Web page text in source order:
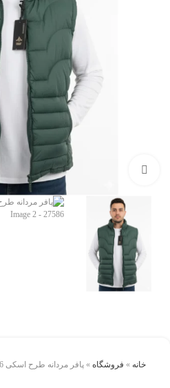
برای بزرگنمایی کلیک کنید
خانه » فروشگاه » پافر مردانه طرح اسکی 27586